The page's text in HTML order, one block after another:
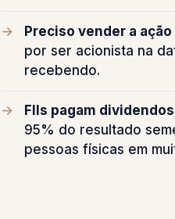
Preciso vender a
por ser acionista na
recebendo.
FIIs pagam
95% do resultado
pessoas físicas em